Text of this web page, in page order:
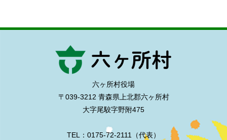
六ヶ所村役場
〒039-3212 青森県上北郡六ヶ所村
大字尾駮字野附475
TEL：0175-72-2111（代表）